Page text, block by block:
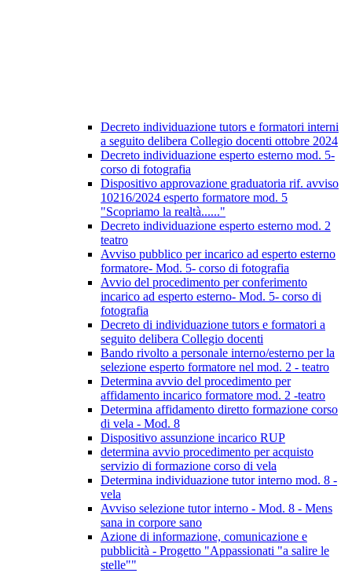
Decreto individuazione tutors e formatori interni
a seguito delibera Collegio docenti ottobre 2024
Decreto individuazione esperto esterno mod. 5-
corso di fotografia
Dispositivo approvazione graduatoria rif. avviso
10216/2024 esperto formatore mod. 5
"Scopriamo la realtà......"
Decreto individuazione esperto esterno mod. 2
teatro
Avviso pubblico per incarico ad esperto esterno
formatore- Mod. 5- corso di fotografia
Avvio del procedimento per conferimento
incarico ad esperto esterno- Mod. 5- corso di
fotografia
Decreto di individuazione tutors e formatori a
seguito delibera Collegio docenti
Bando rivolto a personale interno/esterno per la
selezione esperto formatore nel mod. 2 - teatro
Determina avvio del procedimento per
affidamento incarico formatore mod. 2 -teatro
Determina affidamento diretto formazione corso
di vela - Mod. 8
Dispositivo assunzione incarico RUP
determina avvio procedimento per acquisto
servizio di formazione corso di vela
Determina individuazione tutor interno mod. 8 -
vela
Avviso selezione tutor interno - Mod. 8 - Mens
sana in corpore sano
Azione di informazione, comunicazione e
pubblicità - Progetto "Appassionati "a salire le
stelle""